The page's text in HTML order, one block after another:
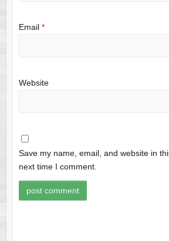
Email *
Website
Save my name, email, and website in
next time I comment.